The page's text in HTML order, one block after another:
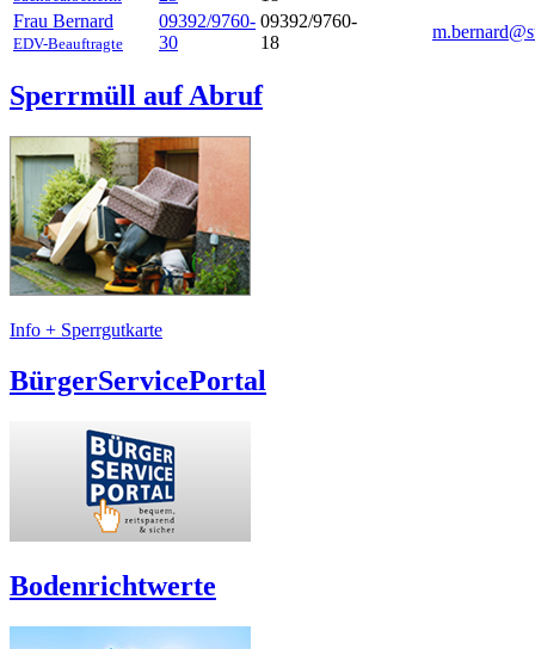
Frau Bernard
EDV-Beauftragte
09392/9760-
30
09392/9760-
18
Sperrmüll auf Abruf
Info + Sperrgutkarte
BürgerServicePortal
Bodenrichtwerte